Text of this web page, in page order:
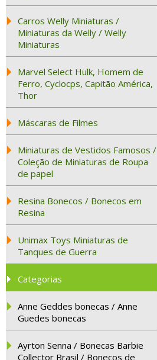
Carros Welly Miniaturas /
Miniaturas da Welly / Welly
Miniaturas
Marvel Select Hulk, Homem de
Ferro, Cyclocps, Capitão América,
Thor
Máscaras de Filmes
Miniaturas de Vestidos Famosos /
Coleção de Miniaturas de Roupa
de papel
Resina Bonecos / Bonecos em
Resina
Unimax Toys Miniaturas de
Tanques de Guerra
Categorias
Anne Geddes bonecas / Anne
Guedes bonecas
Ayrton Senna / Bonecas Barbie
Collector Brasil / Bonecos de